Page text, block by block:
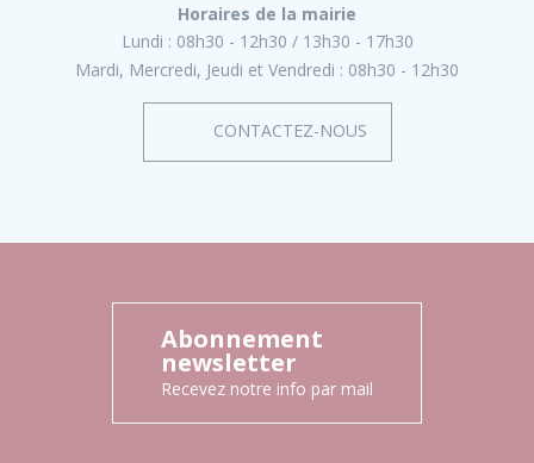
Horaires de la mairie
Lundi : 08h30 - 12h30
13h30 - 17h30
Mardi, Mercredi, Jeudi et Vendredi : 08h30 - 12h30
CONTACTEZ-NOUS
Abonnement
newsletter
Recevez notre info par mail